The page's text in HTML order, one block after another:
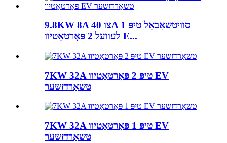
9.8KW 8A צו 40A סוויטשאַבאַל טיפּ 1
לעוועל 2 פּאָרטאַטיוו E...
7KW 32A טיפּ 2 פּאָרטאַטיוו EV
טשאַרדזשער
7KW 32A טיפּ 1 פּאָרטאַטיוו EV
טשאַרדזשער